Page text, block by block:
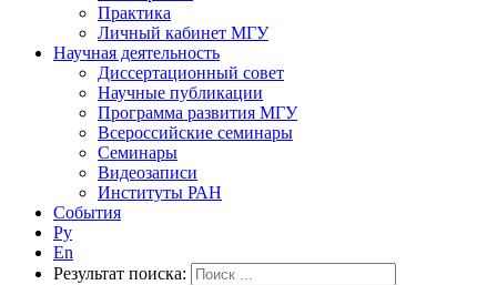
Практика
Личный кабинет МГУ
Научная деятельность
Диссертационный совет
Научные публикации
Программа развития МГУ
Всероссийские семинары
Семинары
Видеозаписи
Институты РАН
События
Ру
En
Результат поиска: